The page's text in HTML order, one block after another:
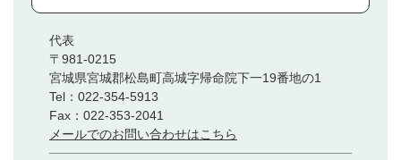
代表
〒981-0215
宮城県宮城郡松島町高城字帰命院下一19番地の1
Tel：022-354-5913
Fax：022-353-2041
メールでのお問い合わせはこちら